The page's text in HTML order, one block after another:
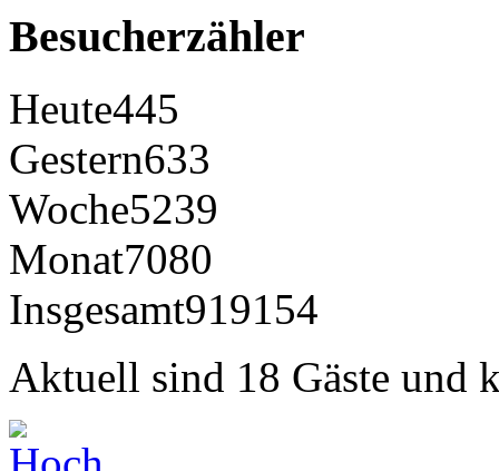
Besucherzähler
Heute445
Gestern633
Woche5239
Monat7080
Insgesamt919154
Aktuell sind 18 Gäste und